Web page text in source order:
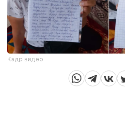
Кадр видео